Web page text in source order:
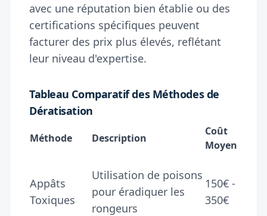
avec une réputation bien établie ou des
certifications spécifiques peuvent
facturer des prix plus élevés, reflétant
leur niveau d'expertise.
Tableau Comparatif des Méthodes de
Dératisation
Méthode Description
Coût
Moyen
Appâts
Toxiques
Utilisation de poisons
pour éradiquer les
rongeurs
150€ -
350€